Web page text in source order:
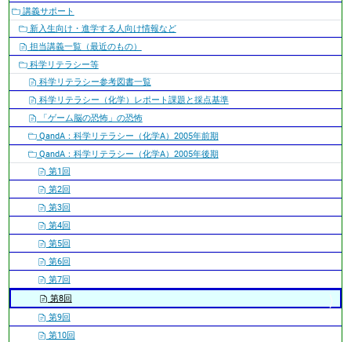
ビ
ゲ
ー
シ
ョ
ン
講義サポート
新入生向け・進学する人向け情報など
担当講義一覧（最近のもの）
科学リテラシー等
科学リテラシー参考図書一覧
科学リテラシー（化学）レポート課題と採点基準
「ゲーム脳の恐怖」の恐怖
QandA：科学リテラシー（化学A）2005年前期
QandA：科学リテラシー（化学A）2005年後期
第1回
第2回
第3回
第4回
第5回
第6回
第7回
第8回
第9回
第10回